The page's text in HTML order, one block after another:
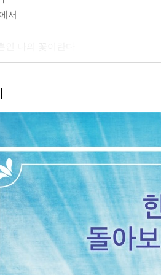
서
달리는 10살 똘방이
나요?
이
게 깨어있습니다